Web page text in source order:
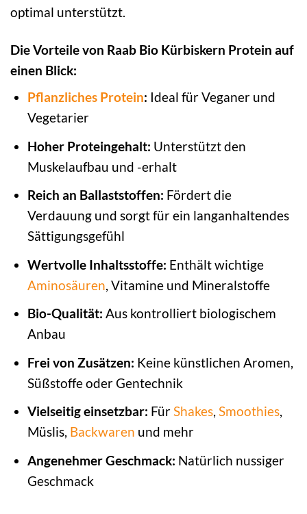
optimal unterstützt.
Die Vorteile von Raab Bio Kürbiskern Protein auf
einen Blick:
Pflanzliches Protein: Ideal für Veganer und
Vegetarier
Hoher Proteingehalt: Unterstützt den
Muskelaufbau und -erhalt
Reich an Ballaststoffen: Fördert die
Verdauung und sorgt für ein langanhaltendes
Sättigungsgefühl
Wertvolle Inhaltsstoffe: Enthält wichtige
Aminosäuren, Vitamine und Mineralstoffe
Bio-Qualität: Aus kontrolliert biologischem
Anbau
Frei von Zusätzen: Keine künstlichen Aromen,
Süßstoffe oder Gentechnik
Vielseitig einsetzbar: FürShakes, Smoothies,
Müslis, Backwaren und mehr
Angenehmer Geschmack: Natürlich nussiger
Geschmack